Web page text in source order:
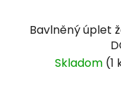
Bavlněný úplet
Skladom (1